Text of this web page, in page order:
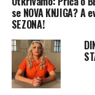
se NOVA KNJIGA? A
SEZONA!